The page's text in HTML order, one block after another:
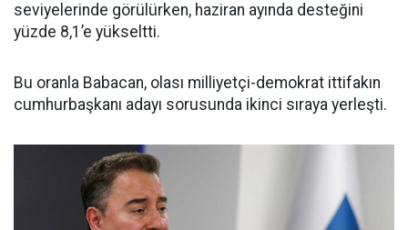
seviyelerinde görülürken, haziran ayında desteğini
yüzde 8,1’e yükseltti.
Bu oranla Babacan, olası milliyetçi-demokrat ittifakın
cumhurbaşkanı adayı sorusunda ikinci sıraya yerleşti.